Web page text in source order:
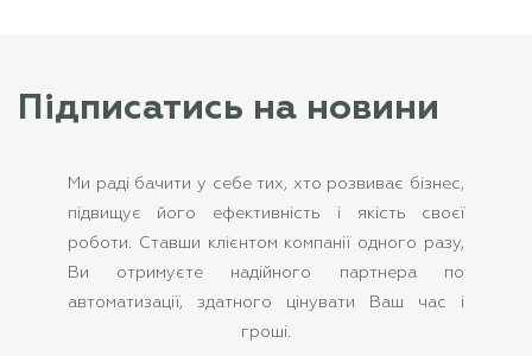
Підписатись на новини
Ми раді бачити у себе тих, хто розвиває бізнес,
підвищує його ефективність і якість своєї
роботи. Ставши клієнтом компанії одного разу,
Ви отримуєте надійного партнера по
автоматизації, здатного цінувати Ваш час і
гроші.